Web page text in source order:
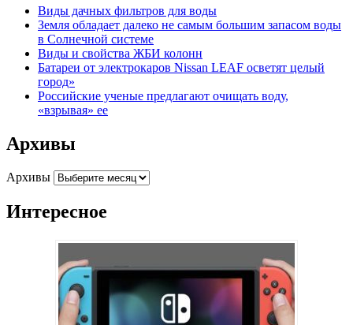
Виды дачных фильтров для воды
Земля обладает далеко не самым большим запасом воды
в Солнечной системе
Виды и свойства ЖБИ колонн
Батареи от электрокаров Nissan LEAF осветят целый
город»
Российские ученые предлагают очищать воду,
«взрывая» ее
Архивы
Архивы
Интересное